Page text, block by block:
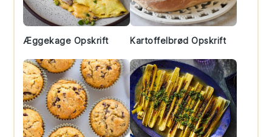
Æggekage Opskrift Kartoffelbrød Opskrift